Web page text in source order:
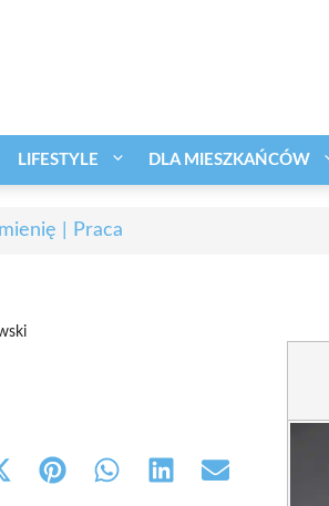
LIFESTYLE DLA MIESZKAŃCÓW
| Praca
Share Share Share Share